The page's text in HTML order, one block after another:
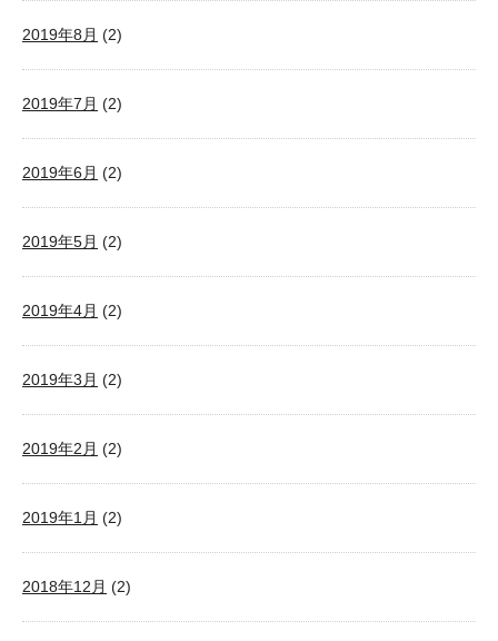
2019年8月 (2)
2019年7月 (2)
2019年6月 (2)
2019年5月 (2)
2019年4月 (2)
2019年3月 (2)
2019年2月 (2)
2019年1月 (2)
2018年12月 (2)